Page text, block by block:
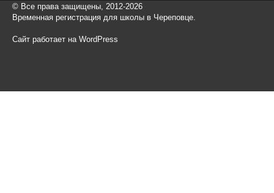
© Все права защищены, 2012-2026
Временная регистрация для школы в Череповце.
Сайт работает на WordPress